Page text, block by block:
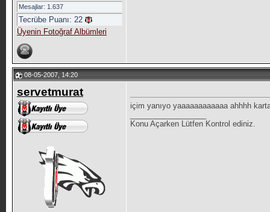
Mesajlar: 1.637
Tecrübe Puanı: 22
Üyenin Fotoğraf Albümleri
08-05-2007, 14:20
servetmurat
içim yanıyo yaaaaaaaaaaaa ahhhh
Konu Açarken Lütfen Kontrol ediniz.